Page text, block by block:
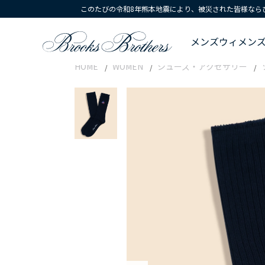
このたびの令和8年熊本地震により、被災された皆様な
メンズウィメン
HOME WOMEN シューズ・アクセサリー